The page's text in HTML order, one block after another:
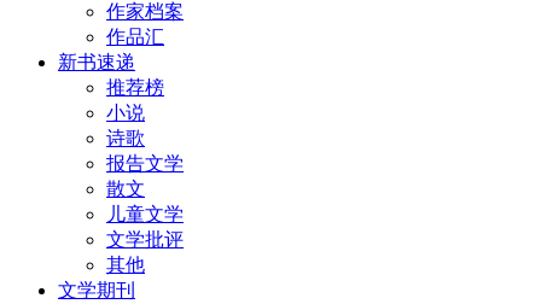
作家档案
作品汇
新书速递
推荐榜
小说
诗歌
报告文学
散文
儿童文学
文学批评
其他
文学期刊